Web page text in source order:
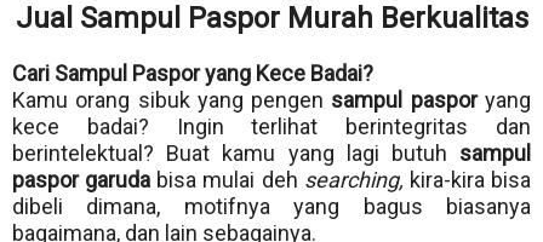
Jual Sampul Paspor Murah Berkualitas
Cari Sampul Paspor yang Kece Badai?
Kamu orang sibuk yang pengen sampul pasporyang
kece badai? Ingin terlihat berintegritas dan
berintelektual? Buat kamu yang lagi butuh sampul
paspor garuda bisa mulai deh searching, kira-kira bisa
dibeli dimana, motifnya yang bagus biasanya
bagaimana, dan lain sebagainya.